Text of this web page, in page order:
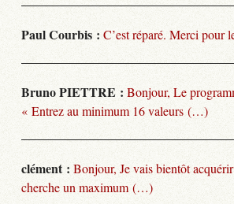
Paul Courbis : C’est réparé. Merci pour
Bruno PIETTRE : Bonjour, Le
« Entrez au minimum 16 valeurs (…)
clément : Bonjour, Je vais bientôt
cherche un maximum (…)